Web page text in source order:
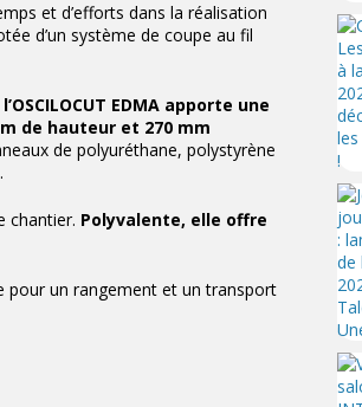
et d’efforts dans la réalisation
d’un système de coupe au fil
EDMA apporte une
de hauteur et 270 mm
de polyuréthane, polystyrène
chantier. Polyvalente, elle offre
pour un rangement et un transport